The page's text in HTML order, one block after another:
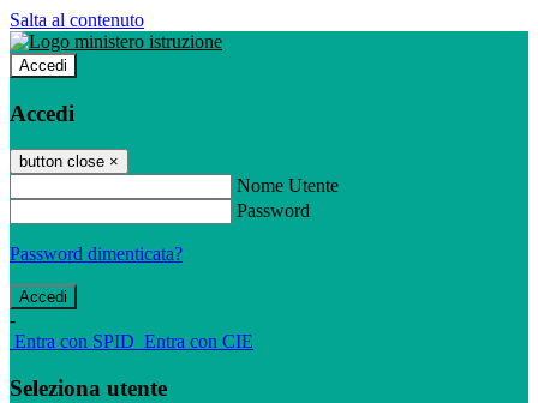
Salta al contenuto
Accedi
Accedi
button close ×
Nome Utente
Password
Password dimenticata?
-
Entra con SPID Entra con CIE
Seleziona utente